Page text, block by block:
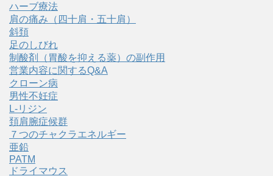
ハーブ療法
肩の痛み（四十肩・五十肩）
斜頚
足のしびれ
制酸剤（胃酸を抑える薬）の副作用
営業内容に関するQ&A
クローン病
男性不妊症
L-リジン
頚肩腕症候群
７つのチャクラエネルギー
亜鉛
PATM
ドライマウス